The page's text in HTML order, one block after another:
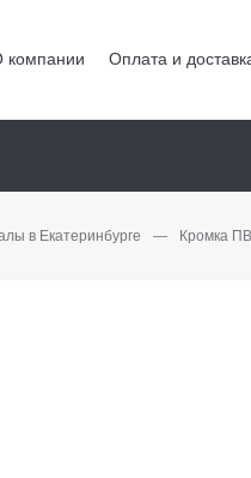
компании Оплата и
в Екатеринбурге — Кромка